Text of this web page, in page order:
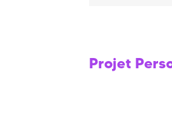
Projet